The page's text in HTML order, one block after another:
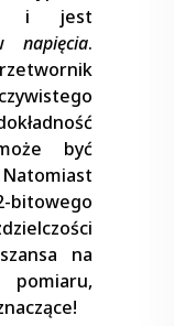
i jest
napięcia.
być
bitowego
na